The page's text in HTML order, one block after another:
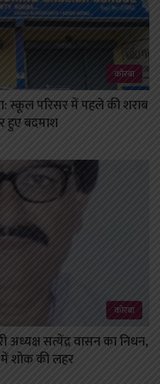
कोरबा
स्कूल परिसर में पहले की शराब
हुए बदमाश
कोरबा
अध्यक्ष सत्येंद्र वासन का निधन,
शोक की लहर